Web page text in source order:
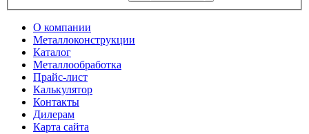
О компании
Металлоконструкции
Каталог
Металлообработка
Прайс-лист
Калькулятор
Контакты
Дилерам
Карта сайта